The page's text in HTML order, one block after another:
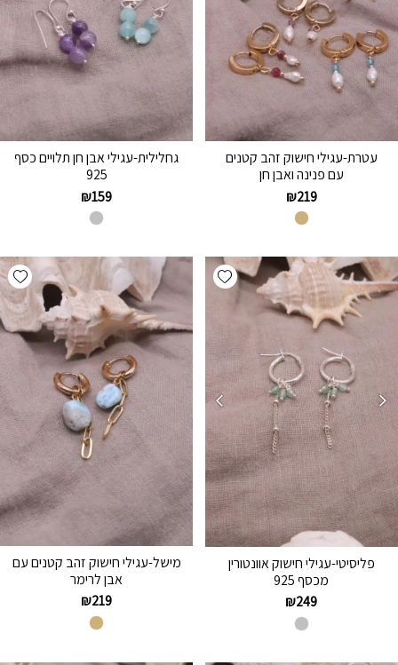
עטרת-עגילי חישוק זהב קטנים
עם פנינה ואבן חן
₪219
גחלילית-עגילי אבן חן תלויים כסף
925
₪159
Add wishlist
פליסיטי-עגילי חישוק אוונטורין
מכסף 925
₪249
מישל-עגילי חישוק זהב קטנים עם
אבן לרימר
₪219